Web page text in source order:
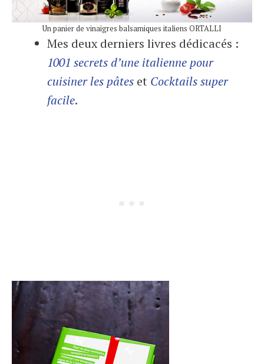
Un panier de vinaigres balsamiques italiens ORTALLI
Mes deux derniers livres dédicacés :
1001 secrets d’une italienne pour
cuisiner les pâtes et Cocktails super
facile.